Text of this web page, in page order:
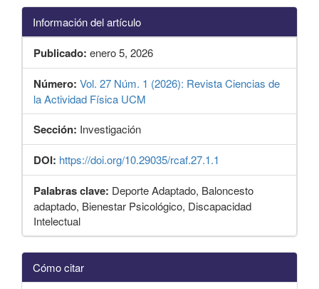
Información del artículo
Publicado: enero 5, 2026
Número: Vol. 27 Núm. 1 (2026): Revista Ciencias de
la Actividad Física UCM
Sección: Investigación
DOI: https://doi.org/10.29035/rcaf.27.1.1
Palabras clave: Deporte Adaptado, Baloncesto
adaptado, Bienestar Psicológico, Discapacidad
Intelectual
Detalles
del
artículo
Cómo citar